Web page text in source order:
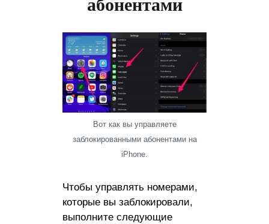
абонентами
Вот как вы управляете
заблокированными абонентами на
iPhone.
Чтобы управлять номерами,
которые вы заблокировали,
выполните следующие